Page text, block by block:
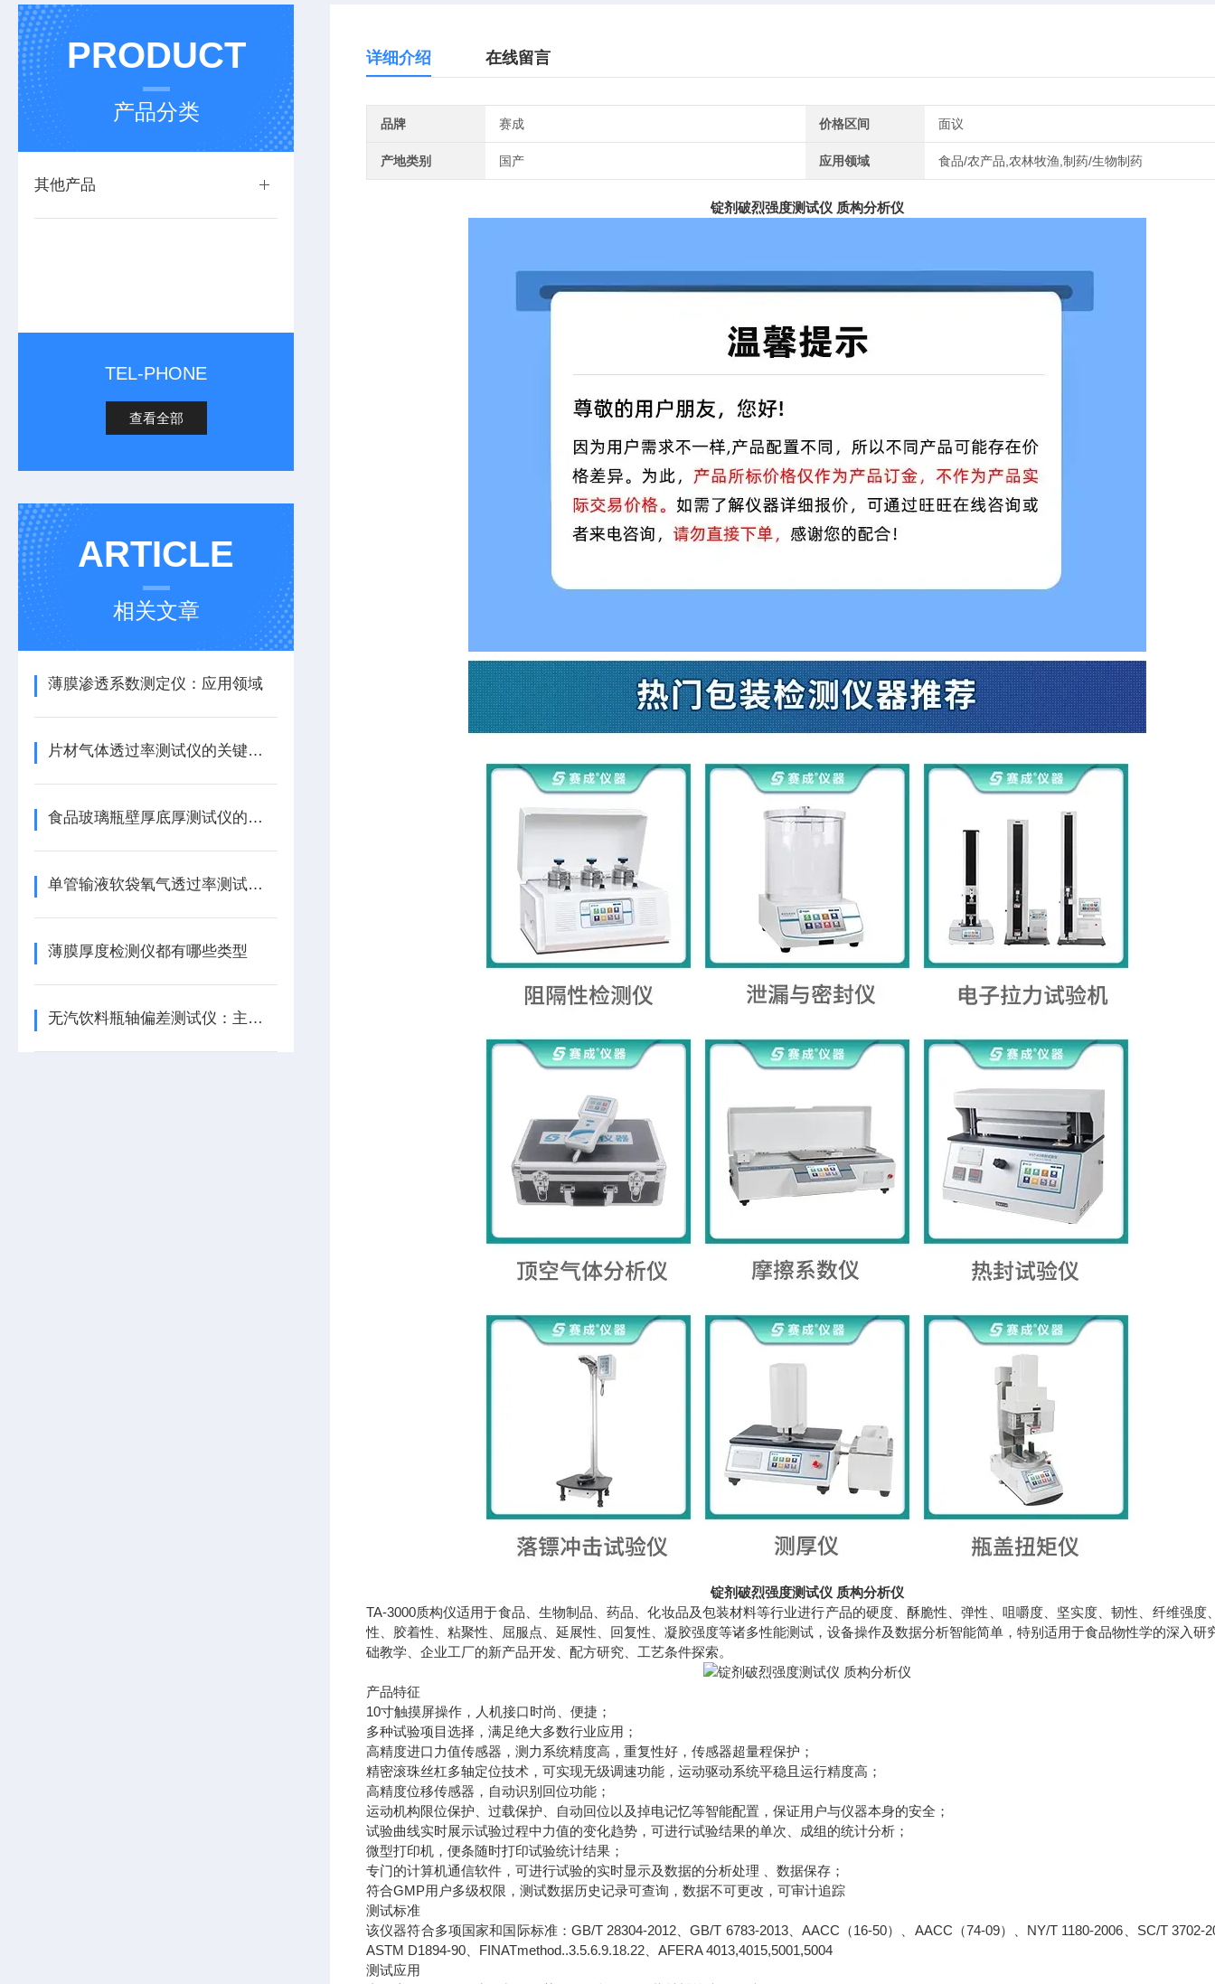
PRODUCT
产品分类
其他产品
TEL-PHONE
查看全部
ARTICLE
相关文章
薄膜渗透系数测定仪：应用领域
片材气体透过率测试仪的关键技术参数
食品玻璃瓶壁厚底厚测试仪的详细介绍
单管输液软袋氧气透过率测试仪——特点介绍
薄膜厚度检测仪都有哪些类型
无汽饮料瓶轴偏差测试仪：主要技术参数
详细介绍 在线留言
品牌 赛成 价格区间 面议
产地类别 国产 应用领域 食品/农产品,农林牧渔,制药/生物制药
锭剂破烈强度测试仪 质构分析仪
锭剂破烈强度测试仪 质构分析仪
TA-3000质构仪适用于食品、生物制品、药品、化妆品及包装材料等行业进行产品的硬度、酥脆性、弹性、咀嚼度、坚实度、韧性、纤维强度
性、胶着性、粘聚性、屈服点、延展性、回复性、凝胶强度等诸多性能测试，设备操作及数据分析智能简单，特别适用于食品物性学的深入研
础教学、企业工厂的新产品开发、配方研究、工艺条件探索。
产品特征
10寸触摸屏操作，人机接口时尚、便捷；
多种试验项目选择，满足绝大多数行业应用；
高精度进口力值传感器，测力系统精度高，重复性好，传感器超量程保护；
精密滚珠丝杠多轴定位技术，可实现无级调速功能，运动驱动系统平稳且运行精度高；
高精度位移传感器，自动识别回位功能；
运动机构限位保护、过载保护、自动回位以及掉电记忆等智能配置，保证用户与仪器本身的安全；
试验曲线实时展示试验过程中力值的变化趋势，可进行试验结果的单次、成组的统计分析；
微型打印机，便条随时打印试验统计结果；
专门的计算机通信软件，可进行试验的实时显示及数据的分析处理 、数据保存；
符合GMP用户多级权限，测试数据历史记录可查询，数据不可更改，可审计追踪
测试标准
该仪器符合多项国家和国际标准：GB/T 28304-2012、GB/T 6783-2013、AACC（16-50）、AACC（74-09）、NY/T 1180-2006、SC/T 3702-
ASTM D1894-90、FINATmethod..3.5.6.9.18.22、AFERA 4013,4015,5001,5004
测试应用